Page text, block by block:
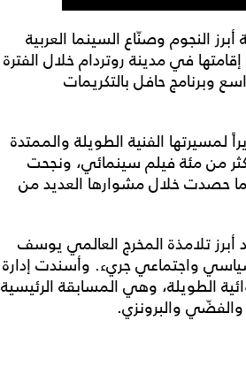
النجوم وصنّاع السينما العربية
في مدينة روتردام خلال الفترة
واسع وبرنامج حافل بالتكريمات
لمسيرتها الفنية الطويلة والممتدة
من مئة فيلم سينمائي، ونجحت
حصدت خلال مشوارها العديد من
تلامذة المخرج العالمي يوسف
واجتماعي جريء. وأسندت إدارة
الطويلة، وهي المسابقة الرئيسية
والبرونزي.